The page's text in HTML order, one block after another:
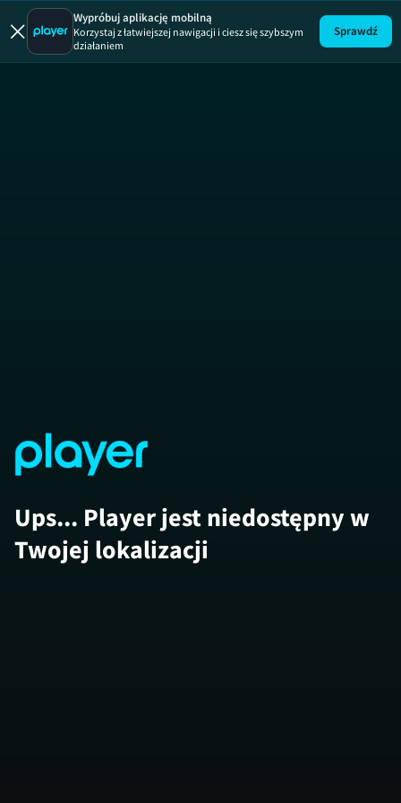
Szkoła ODCINEK
Wypróbuj aplikację mobilną
Korzystaj z łatwiejszej nawigacji i ciesz się szybszym
działaniem
Sprawdź
Ups... Player jest niedostępny w
Twojej lokalizacji